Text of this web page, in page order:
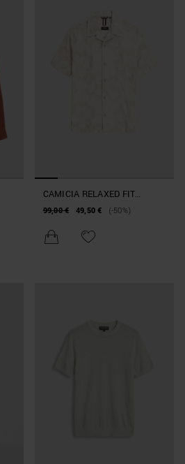
CAMICIA RELAXED FIT
"DOVER" IN MISTO COTONE
99,00 € 49,50 € (-50%)